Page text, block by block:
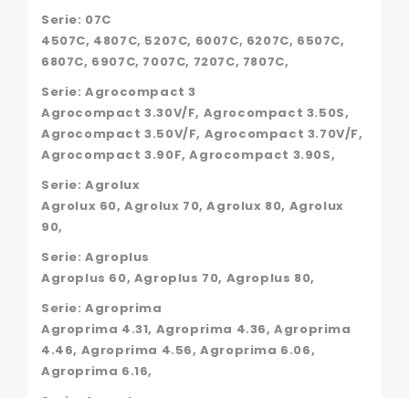
Serie: 07C
4507C, 4807C, 5207C, 6007C, 6207C, 6507C,
6807C, 6907C, 7007C, 7207C, 7807C,
Serie: Agrocompact 3
Agrocompact 3.30V/F, Agrocompact 3.50S,
Agrocompact 3.50V/F, Agrocompact 3.70V/F,
Agrocompact 3.90F, Agrocompact 3.90S,
Serie: Agrolux
Agrolux 60, Agrolux 70, Agrolux 80, Agrolux
90,
Serie: Agroplus
Agroplus 60, Agroplus 70, Agroplus 80,
Serie: Agroprima
Agroprima 4.31, Agroprima 4.36, Agroprima
4.46, Agroprima 4.56, Agroprima 6.06,
Agroprima 6.16,